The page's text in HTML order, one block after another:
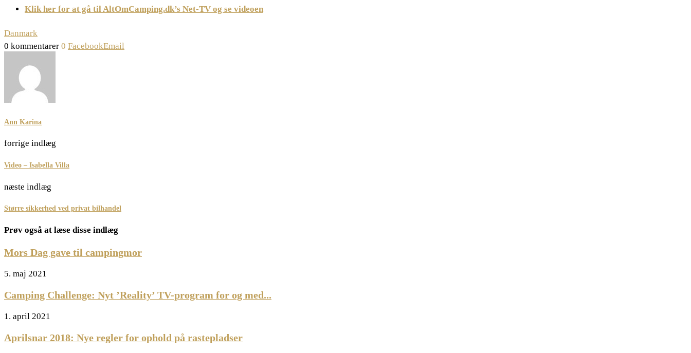
Klik her for at gå til AltOmCamping.dk’s Net-TV og se videoen
Danmark
0 kommentarer 0 FacebookEmail
Ann Karina
forrige indlæg
Video – Isabella Villa
næste indlæg
Større sikkerhed ved privat bilhandel
Prøv også at læse disse indlæg
Mors Dag gave til campingmor
5. maj 2021
Camping Challenge: Nyt ’Reality’ TV-program for og med...
1. april 2021
Aprilsnar 2018: Nye regler for ophold på rastepladser